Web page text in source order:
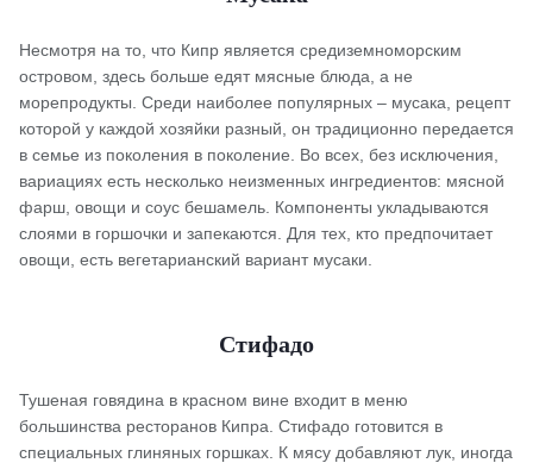
Несмотря на то, что Кипр является средиземноморским
островом, здесь больше едят мясные блюда, а не
морепродукты. Среди наиболее популярных – мусака, рецепт
которой у каждой хозяйки разный, он традиционно передается
в семье из поколения в поколение. Во всех, без исключения,
вариациях есть несколько неизменных ингредиентов: мясной
фарш, овощи и соус бешамель. Компоненты укладываются
слоями в горшочки и запекаются. Для тех, кто предпочитает
овощи, есть вегетарианский вариант мусаки.
Стифадо
Тушеная говядина в красном вине входит в меню
большинства ресторанов Кипра. Стифадо готовится в
специальных глиняных горшках. К мясу добавляют лук, иногда